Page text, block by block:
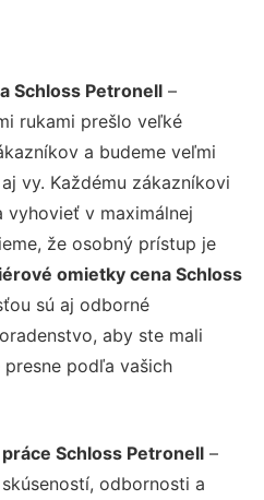
Schloss Petronell –
rukami prešlo veľké
a budeme veľmi
vy. Každému zákazníkovi
vyhovieť v maximálnej
že osobný prístup je
omietky cena Schloss
sú aj odborné
aby ste mali
podľa vašich
Schloss Petronell –
odbornosti a